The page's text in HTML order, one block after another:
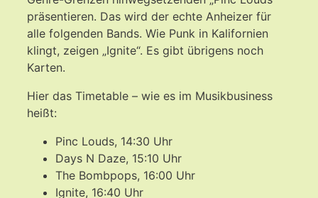
präsentieren. Das wird der echte Anheizer für
alle folgenden Bands. Wie Punk in Kalifornien
klingt, zeigen „Ignite“. Es gibt übrigens noch
Karten.
Hier das Timetable – wie es im Musikbusiness
heißt:
Pinc Louds, 14:30 Uhr
Days N Daze, 15:10 Uhr
The Bombpops, 16:00 Uhr
Ignite, 16:40 Uhr